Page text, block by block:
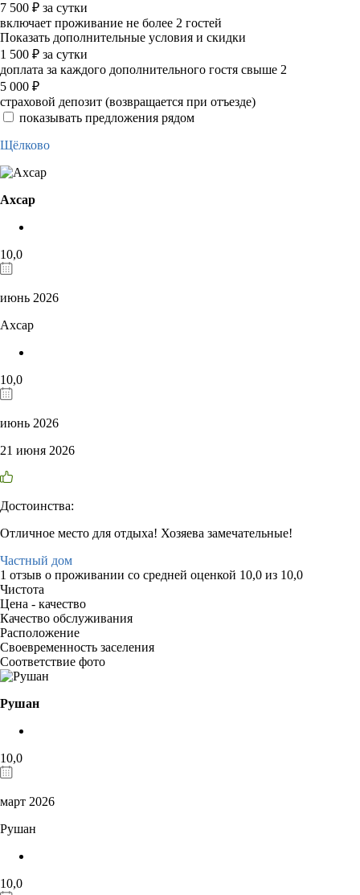
7 500 ₽ за сутки
включает проживание не более 2 гостей
Показать дополнительные условия и скидки
1 500 ₽ за сутки
доплата за каждого дополнительного гостя свыше 2
5 000 ₽
страховой депозит (возвращается при отъезде)
показывать предложения рядом
Щёлково
Ахсар
10,0
июнь 2026
Ахсар
10,0
июнь 2026
21 июня 2026
Достоинства:
Отличное место для отдыха! Хозяева замечательные!
Частный дом
1 отзыв о проживании со средней оценкой 10,0 из 10,0
Чистота
Цена - качество
Качество обслуживания
Расположение
Своевременность заселения
Соответствие фото
Рушан
10,0
март 2026
Рушан
10,0